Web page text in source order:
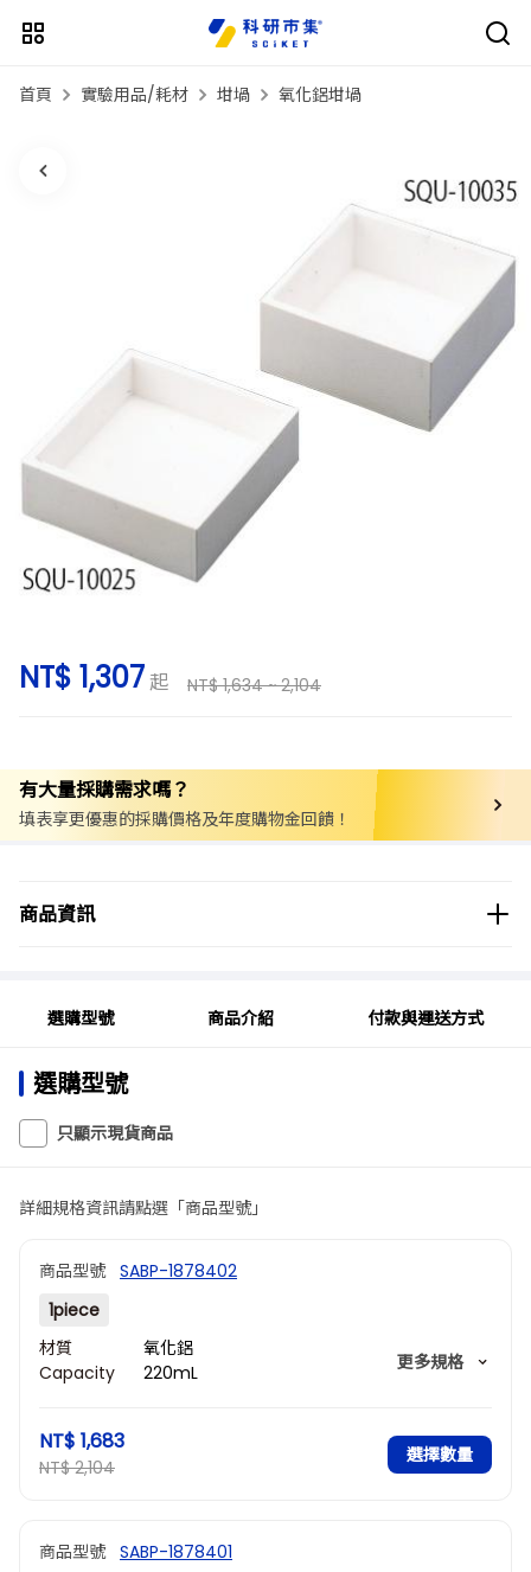
首頁 實驗用品/耗材 坩堝 氧化鋁坩堝
NT$ 1,307起 NT$ 1,634 ~ 2,104
有大量採購需求嗎？
填表享更優惠的採購價格及年度購物金回饋！
商品資訊
商品分類
選購型號 商品介紹 付款與運送方式
選購型號
只顯示現貨商品
詳細規格資訊請點選「商品型號」
商品型號 SABP-1878402
1piece
材質
氧化鋁
Capacity
values)
220mL
(Square
type)
height)
更多規格
NT$ 1,683
NT$ 2,104
選擇數量
商品型號 SABP-1878401